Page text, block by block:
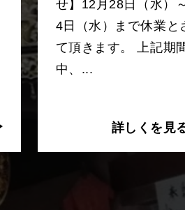
せ】12月28日（水）
4日（水）まで休業と
て頂きます。 上記期
中、...
詳しくを見